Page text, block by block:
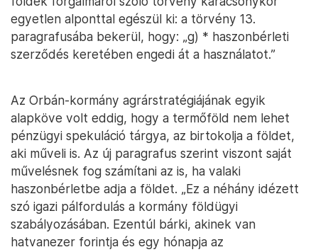
egyetlen alponttal egészül ki: a törvény 13.
paragrafusába bekerül, hogy: „g) * haszonbérleti
szerződés keretében engedi át a használatot.”
Az Orbán-kormány agrárstratégiájának egyik
alapköve volt eddig, hogy a termőföld nem lehet
pénzügyi spekuláció tárgya, az birtokolja a földet,
aki műveli is. Az új paragrafus szerint viszont saját
művelésnek fog számítani az is, ha valaki
haszonbérletbe adja a földet. „Ez a néhány idézett
szó igazi pálfordulás a kormány földügyi
szabályozásában. Ezentúl bárki, akinek van
hatvanezer forintja és egy hónapja az